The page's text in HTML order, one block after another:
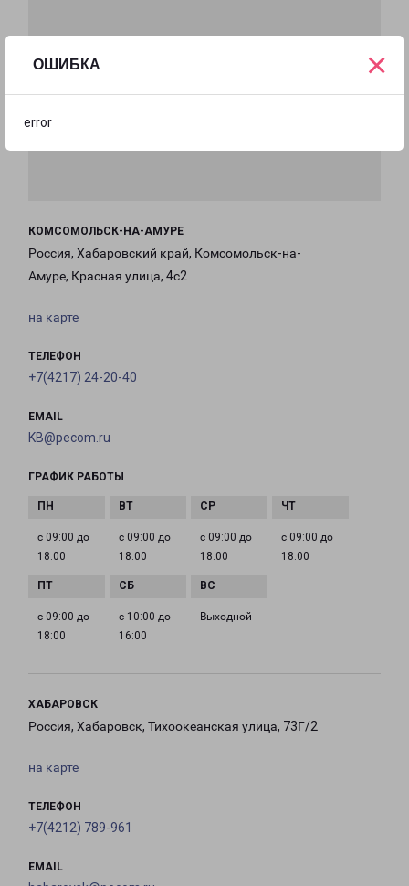
ОШИБКА
error
×
КОМСОМОЛЬСК-НА-АМУРЕ
Россия, Хабаровский край, Комсомольск-на-
Амуре, Красная улица, 4с2
на карте
ТЕЛЕФОН
+7(4217) 24-20-40
EMAIL
KB@pecom.ru
ГРАФИК РАБОТЫ
с 09:00 до
18:00
с 09:00 до
18:00
с 09:00 до
18:00
с 09:00 до
18:00
с 09:00 до
18:00
с 10:00 до
16:00
Выходной
ХАБАРОВСК
Россия, Хабаровск, Тихоокеанская улица, 73Г/2
на карте
ТЕЛЕФОН
+7(4212) 789-961
EMAIL